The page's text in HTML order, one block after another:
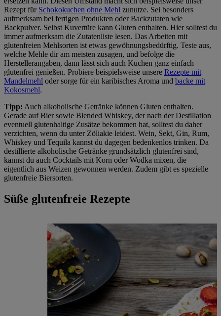
Rezept für Schokokuchen ohne Mehl zunutze. Sei besonders
aufmerksam bei fertigen Produkten oder Backzutaten wie
Backpulver. Selbst Kuvertüre kann Gluten enthalten. Hier solltest du
immer aufmerksam die Zutatenliste lesen. Das Arbeiten mit
glutenfreien Mehlsorten ist etwas gewöhnungsbedürftig. Teste aus,
welche Mehle dir am meisten zusagen, und befolge die
Herstellerangaben, dann lässt sich auch Kuchen ganz einfach
glutenfrei genießen. Probiere beispielsweise unsere Rezepte mit
Mandelmehl oder sorge für ein karibisches Aroma und backe mit
Kokosmehl.
Tipp: Auch alkoholische Getränke können Gluten enthalten.
Gerade auf Bier sowie Blended Whiskey, der nach der Destillation
eventuell glutenhaltige Zusätze bekommen hat, solltest du daher
verzichten, wenn du unter Zöliakie leidest. Wein, Sekt, Gin, Rum,
Whiskey und Tequila kannst du dagegen bedenkenlos trinken. Da
destillierte alkoholische Getränke grundsätzlich glutenfrei sind,
kannst du auch Cocktails mit Korn oder Wodka mixen, die
eigentlich aus Weizen gewonnen werden. Zudem gibt es spezielle
glutenfreie Biersorten.
Süße glutenfreie Rezepte